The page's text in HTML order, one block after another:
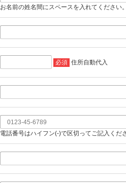
お名前の姓名間にスペースを入れてください
必須 住所自動代入
電話番号はハイフン(-)で区切ってご記入くだ